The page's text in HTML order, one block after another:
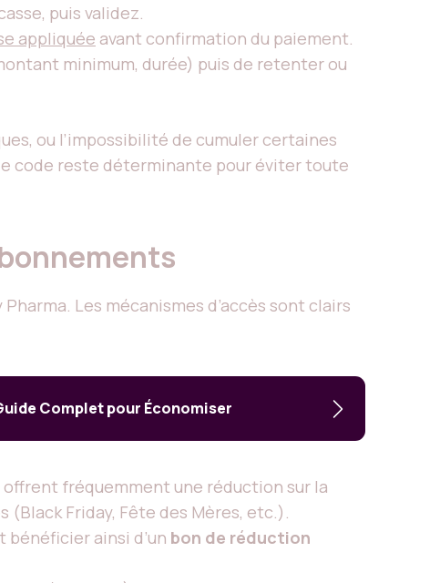
puis validez.
appliquée avant confirmation du paiement.
minimum, durée) puis de retenter ou
ou l’impossibilité de cumuler certaines
code reste déterminante pour éviter toute
Les mécanismes d’accès sont clairs
Complet pour Économiser
offrent fréquemment une réduction sur la
Friday, Fête des Mères, etc.).
ainsi d’un bon de réduction